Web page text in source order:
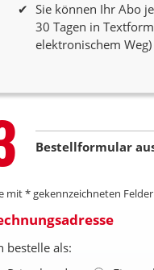
Sie können Ihr Abo
30 Tagen in
elektronischem
Bestellformular
mit * gekennzeichneten
bestelle als: